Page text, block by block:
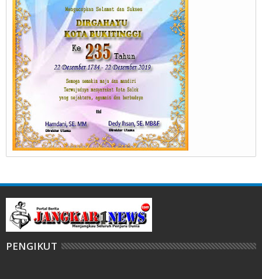
PENGIKUT